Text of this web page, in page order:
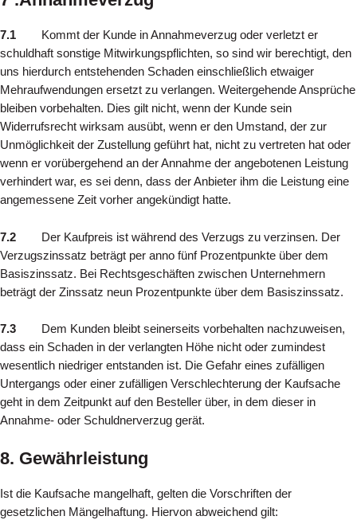
7.1
Kommt der Kunde in Annahmeverzug oder verletzt er
schuldhaft sonstige Mitwirkungspflichten, so sind wir berechtigt, den
uns hierdurch entstehenden Schaden einschließlich etwaiger
Mehraufwendungen ersetzt zu verlangen. Weitergehende Ansprüche
bleiben vorbehalten. Dies gilt nicht, wenn der Kunde sein
Widerrufsrecht wirksam ausübt, wenn er den Umstand, der zur
Unmöglichkeit der Zustellung geführt hat, nicht zu vertreten hat oder
wenn er vorübergehend an der Annahme der angebotenen Leistung
verhindert war, es sei denn, dass der Anbieter ihm die Leistung eine
angemessene Zeit vorher angekündigt hatte.
7.2
Der Kaufpreis ist während des Verzugs zu verzinsen. Der
Verzugszinssatz beträgt per anno fünf Prozentpunkte über dem
Basiszinssatz. Bei Rechtsgeschäften zwischen Unternehmern
beträgt der Zinssatz neun Prozentpunkte über dem Basiszinssatz.
7.3
Dem Kunden bleibt seinerseits vorbehalten nachzuweisen,
dass ein Schaden in der verlangten Höhe nicht oder zumindest
wesentlich niedriger entstanden ist. Die Gefahr eines zufälligen
Untergangs oder einer zufälligen Verschlechterung der Kaufsache
geht in dem Zeitpunkt auf den Besteller über, in dem dieser in
Annahme- oder Schuldnerverzug gerät.
8. Gewährleistung
Ist die Kaufsache mangelhaft, gelten die Vorschriften der
gesetzlichen Mängelhaftung. Hiervon abweichend gilt: